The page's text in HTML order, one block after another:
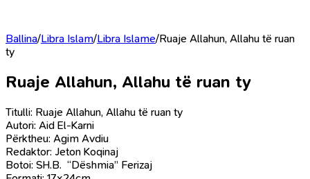
Ballina/Libra Islam/Libra Islame/Ruaje Allahun, Allahu të ruan
ty
Ruaje Allahun, Allahu të ruan ty
Titulli: Ruaje Allahun, Allahu të ruan ty
Autori: Aid El-Karni
Përktheu: Agim Avdiu
Redaktor: Jeton Koqinaj
Botoi: SH.B. “Dëshmia” Ferizaj